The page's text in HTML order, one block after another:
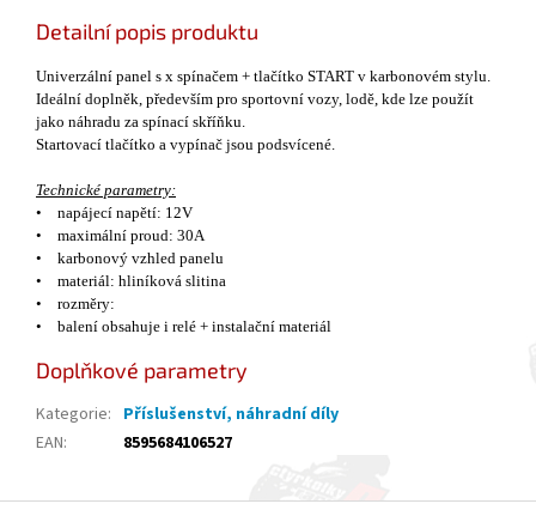
Detailní popis produktu
Univerzální panel s x spínačem + tlačítko START v karbonovém stylu.
Ideální doplněk, především pro sportovní vozy, lodě, kde lze použít
jako náhradu za spínací skříňku.
Startovací tlačítko a vypínač jsou podsvícené.
Technické parametry:
• napájecí napětí: 12V
• maximální proud: 30A
• karbonový vzhled panelu
• materiál: hliníková slitina
• rozměry:
• balení obsahuje i relé + instalační materiál
Doplňkové parametry
Kategorie: Příslušenství, náhradní díly
EAN: 8595684106527